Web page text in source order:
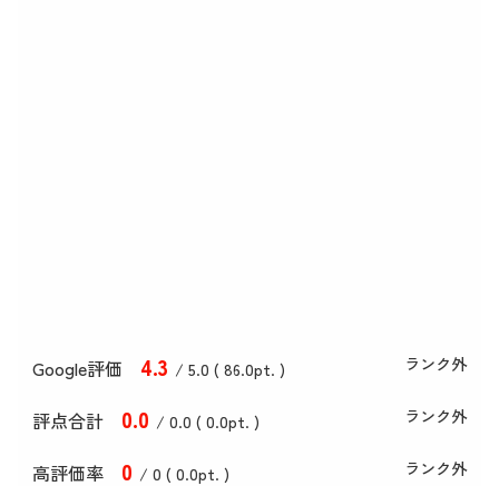
Google評価 4.3 / 5.0 ( 86.0pt. ) ランク外
評点合計 0.0 / 0.0 ( 0.0pt. ) ランク外
高評価率 0 / 0 ( 0.0pt. ) ランク外